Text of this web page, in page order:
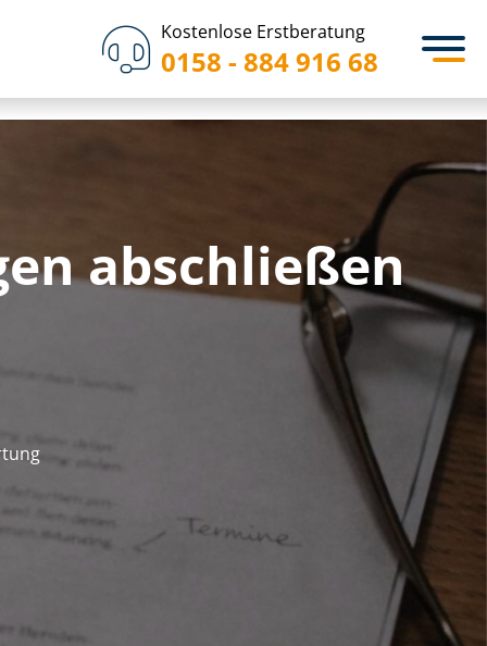
Kostenlose Erstberatung
0158 - 884 916 68
abschließen